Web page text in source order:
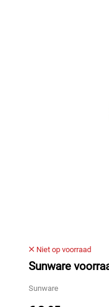
Niet op voorraad
Sunware
Sunware